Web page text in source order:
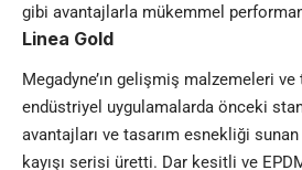
gibi avantajlarla mükemmel
Linea Gold
Megadyne’ın gelişmiş malzemeleri
endüstriyel uygulamalarda önceki
avantajları ve tasarım esnekliği
kayışı serisi üretti. Dar kesitli ve